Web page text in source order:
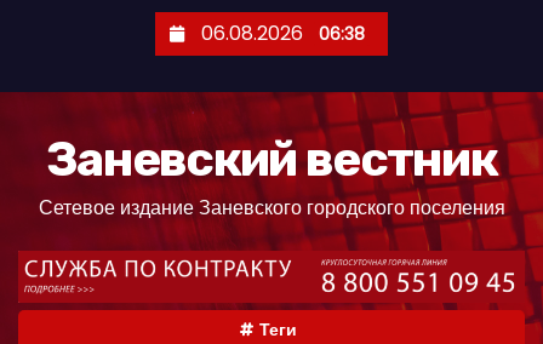
06.08.2026 06:38
Заневский вестник
Сетевое издание Заневского городского поселения
Теги